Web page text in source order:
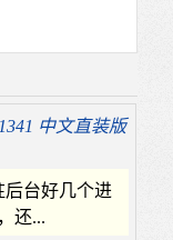
中文直装版
后台好几个进
还...